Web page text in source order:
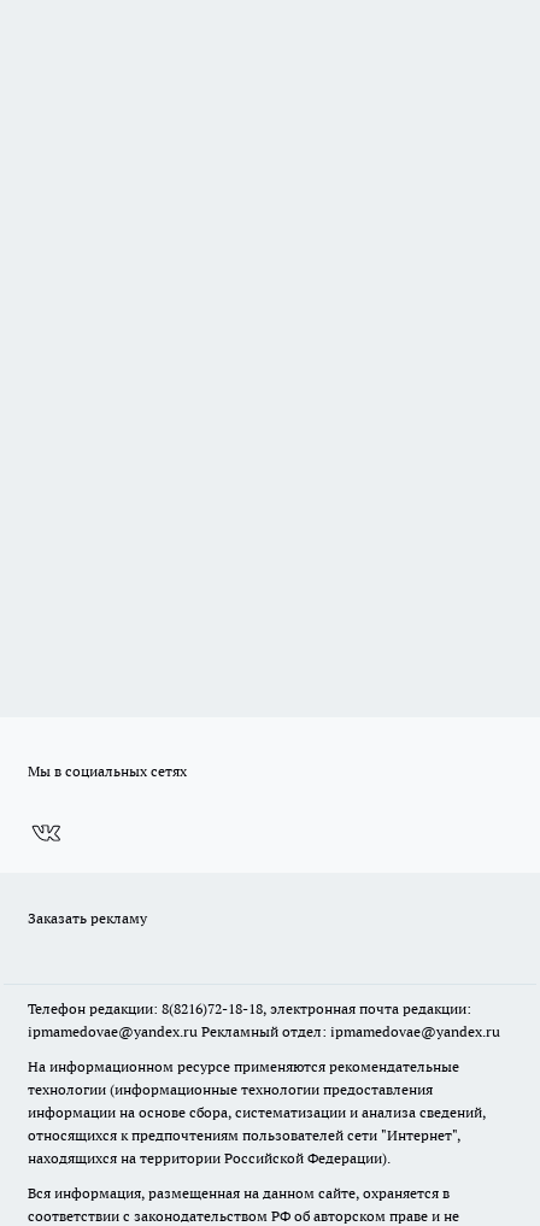
Мы в социальных сетях
Заказать рекламу
Телефон редакции: 8(8216)72-18-18, электронная почта редакции:
ipmamedovae@yandex.ru Рекламный отдел: ipmamedovae@yandex.ru
На информационном ресурсе применяются рекомендательные
технологии (информационные технологии предоставления
информации на основе сбора, систематизации и анализа сведений,
относящихся к предпочтениям пользователей сети "Интернет",
находящихся на территории Российской Федерации).
Вся информация, размещенная на данном сайте, охраняется в
соответствии с законодательством РФ об авторском праве и не